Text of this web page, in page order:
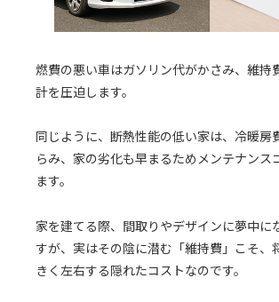
燃費の悪い車はガソリン代がかさみ、維持
計を圧迫します。
同じように、断熱性能の低い家は、冷暖房
らみ、家の劣化も早まるためメンテナンス
ます。
家を建てる際、間取りやデザインに夢中に
すが、実はその陰に潜む「維持費」こそ、
きく左右する隠れたコストなのです。